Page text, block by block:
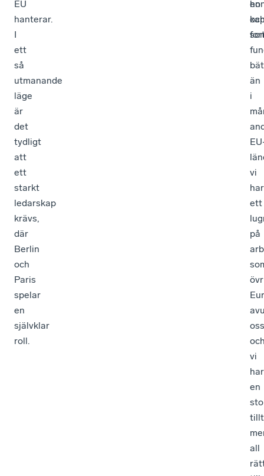
hanterar.
I
ett
så
utmanande
läge
är
det
tydligt
att
ett
starkt
ledarskap
krävs,
där
Berlin
och
Paris
spelar
en
självklar
roll.
än
i
vi
har
ett
på
oss
vi
har
en
all
till